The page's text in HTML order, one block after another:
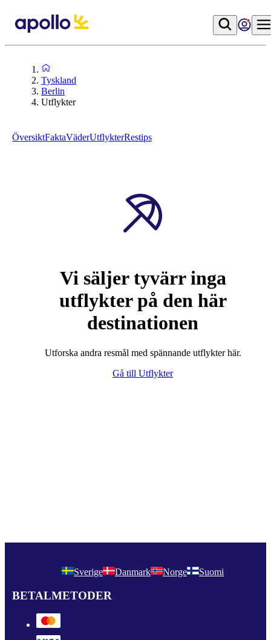
Tyskland
Berlin
Utflykter
ÖversiktFaktaVäderUtflykterRestips
Vi säljer tyvärr inga
utflykter på den här
destinationen
Utforska andra resmål med spännande utflykter här.
Gå till Utflykter
Sverige Danmark Norge Suomi
BETALMETODER